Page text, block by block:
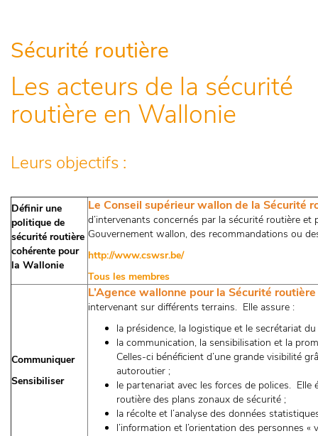
Sécurité routière
Les acteurs de la sécurité
routière en Wallonie
Leurs objectifs :
Définir une
politique de
sécurité routière
cohérente pour
la Wallonie
Le Conseil supérieur wallon de la Sécurité
d’intervenants concernés par la sécurité routière
Gouvernement wallon, des recommandations ou
http://www.cswsr.be/
Tous les membres
Communiquer
Sensibiliser
L’Agence wallonne pour la Sécurité
intervenant sur différents terrains. Elle assure :
la présidence, la logistique et le secrétariat
la communication, la sensibilisation et la
Celles-ci bénéficient d’une grande visibilité
autoroutier ;
le partenariat avec les forces de polices.
routière des plans zonaux de sécurité ;
la récolte et l’analyse des données
l’information et l’orientation des personnes «